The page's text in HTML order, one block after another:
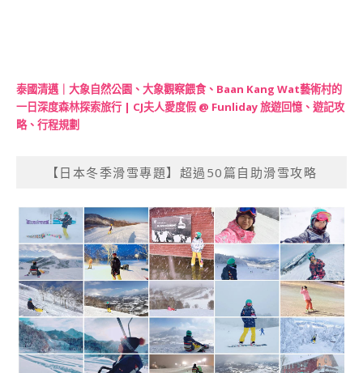
泰國清邁｜大象自然公園、大象觀察餵食、Baan Kang Wat藝術村的
一日深度森林探索旅行 | CJ夫人愛度假 @ Funliday 旅遊回憶、遊記攻
略、行程規劃
【日本冬季滑雪專題】超過50篇自助滑雪攻略